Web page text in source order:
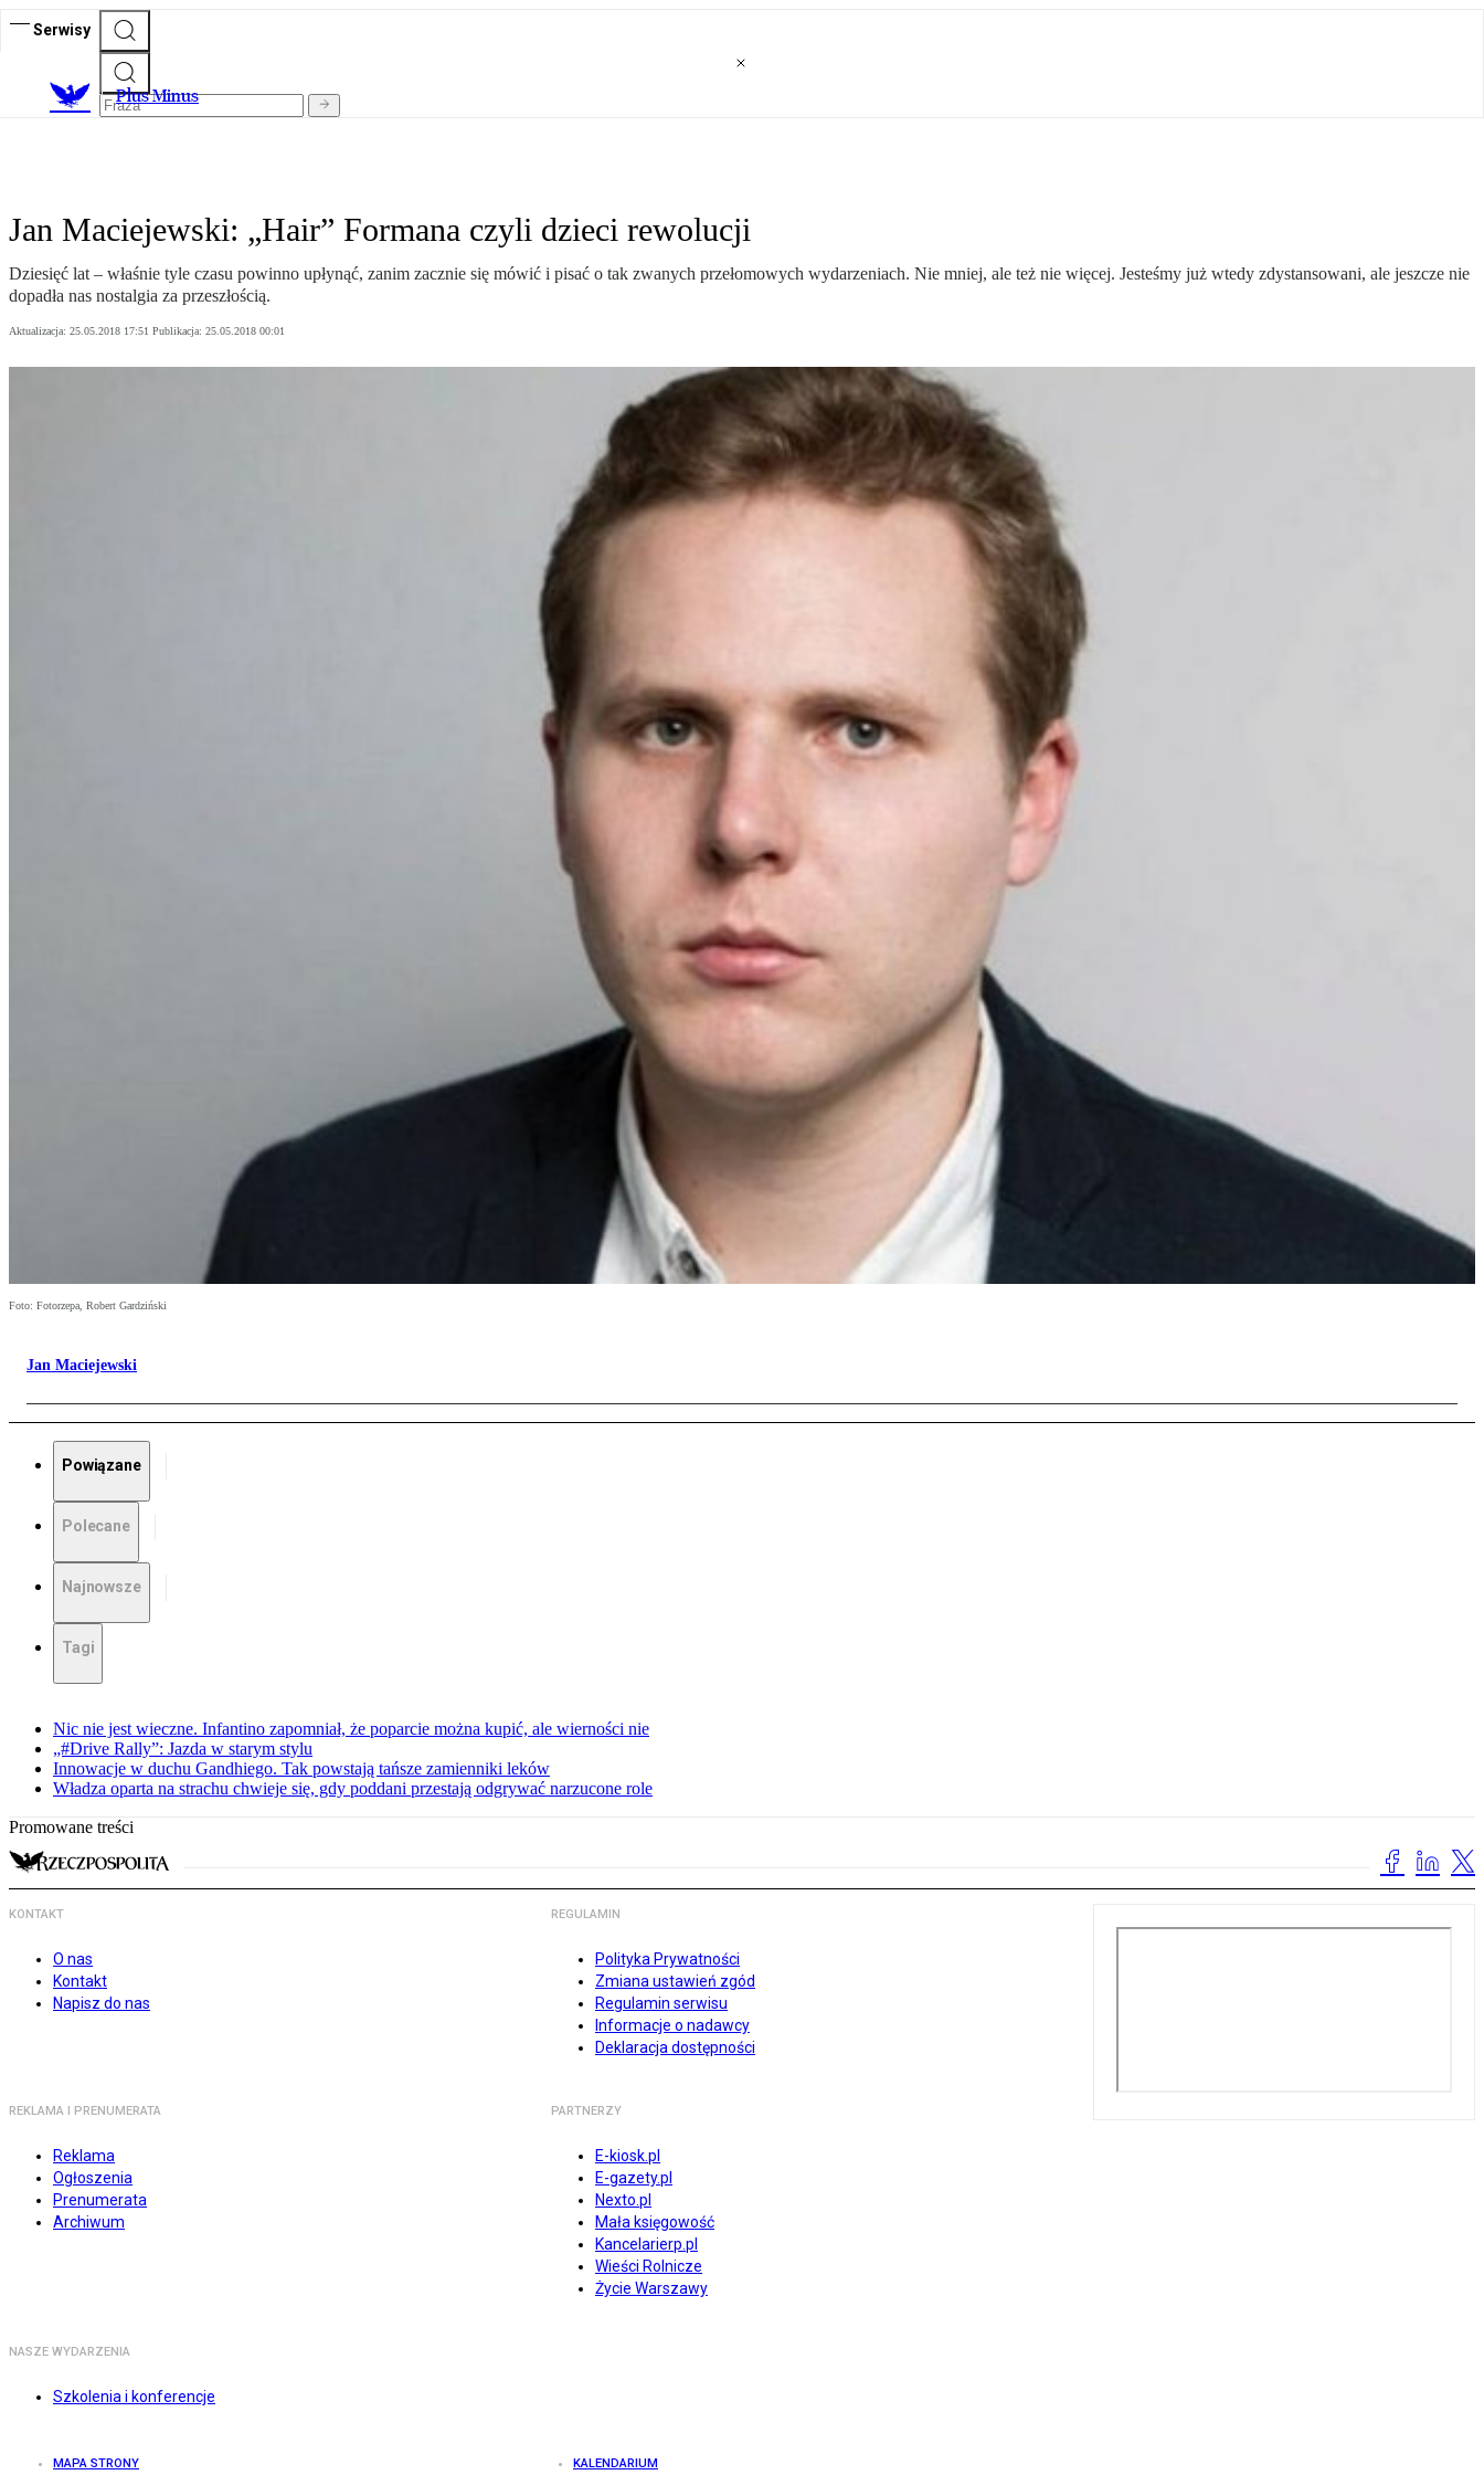
Serwisy
Plus Minus
Jan Maciejewski: „Hair” Formana czyli dzieci rewolucji
Dziesięć lat – właśnie tyle czasu powinno upłynąć, zanim zacznie się mówić i pisać o tak zwanych przełomowych wydarzeniach. Nie mniej, ale też nie więcej. Jesteśmy już wtedy zdystansowani, ale jeszcze nie
dopadła nas nostalgia za przeszłością.
Aktualizacja: 25.05.2018 17:51 Publikacja: 25.05.2018 00:01
Foto: Fotorzepa, Robert Gardziński
Jan Maciejewski
Powiązane
Polecane
Najnowsze
Tagi
Nic nie jest wieczne. Infantino zapomniał, że poparcie można kupić, ale wierności nie
„#Drive Rally”: Jazda w starym stylu
Innowacje w duchu Gandhiego. Tak powstają tańsze zamienniki leków
Władza oparta na strachu chwieje się, gdy poddani przestają odgrywać narzucone role
Promowane treści
KONTAKT
O nas
Kontakt
Napisz do nas
REGULAMIN
Polityka Prywatności
Zmiana ustawień zgód
Regulamin serwisu
Informacje o nadawcy
Deklaracja dostępności
REKLAMA I PRENUMERATA
Reklama
Ogłoszenia
Prenumerata
Archiwum
PARTNERZY
E-kiosk.pl
E-gazety.pl
Nexto.pl
Mała księgowość
Kancelarierp.pl
Wieści Rolnicze
Życie Warszawy
NASZE WYDARZENIA
Szkolenia i konferencje
MAPA STRONY KALENDARIUM